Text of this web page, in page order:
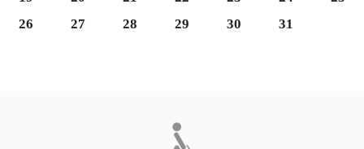
26
Martes 27
27 28 29 30 31